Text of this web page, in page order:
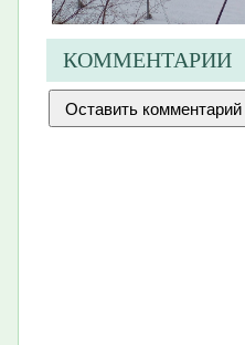
КОММЕНТАРИИ